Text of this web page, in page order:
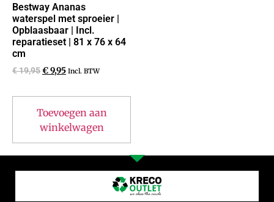
Bestway Ananas
waterspel met sproeier |
Opblaasbaar | Incl.
reparatieset | 81 x 76 x 64
cm
€19,95€9,95 Incl. BTW
Toevoegen aan
winkelwagen